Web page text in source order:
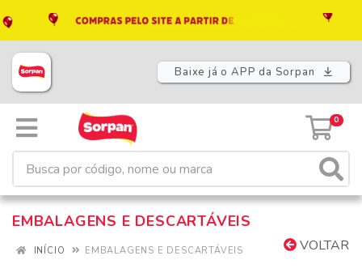
Baixe já o APP da Sorpan
0
EMBALAGENS E DESCARTÁVEIS
VOLTAR
INÍCIO EMBALAGENS E DESCARTÁVEIS